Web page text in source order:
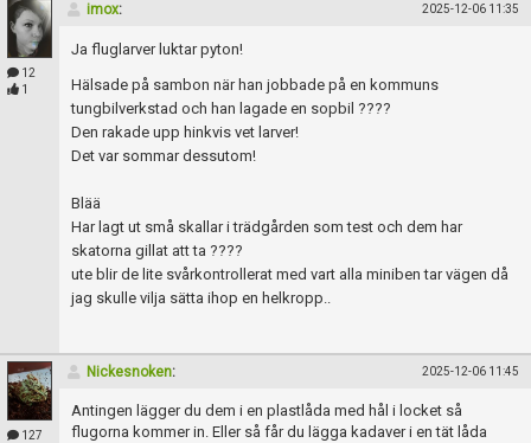
12
1
imox: 2025-12-06 11:35
Ja fluglarver luktar pyton!
Hälsade på sambon när han jobbade på en kommuns
tungbilverkstad och han lagade en sopbil ????
Den rakade upp hinkvis vet larver!
Det var sommar dessutom!
Blää
Har lagt ut små skallar i trädgården som test och dem har
skatorna gillat att ta ????
ute blir de lite svårkontrollerat med vart alla miniben tar vägen då
jag skulle vilja sätta ihop en helkropp..
127
Nickesnoken: 2025-12-06 11:45
Antingen lägger du dem i en plastlåda med hål i locket så
flugorna kommer in. Eller så får du lägga kadaver i en tät låda